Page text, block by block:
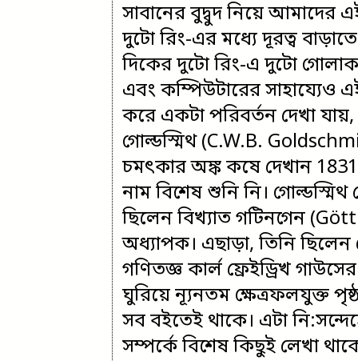
সাবানের বুদ্বুদ নিয়ে আমাদের
দুটো রিং-এর মধ্যে দূর‍ত্ব
দিকের দুটো রিং-এ দুটো
এবং কম্পিউটারের সাহায্যেও
করে একটা পরিবর্তন দেখা
গোল্ডস্মিথ (C.W.B.
চমৎকার অঙ্ক কষে দেখান
নাম বিশেষ শুনি নি।
ছিলেন বিখ্যাত গটিনগেন
অধ্যাপক। এছাড়া, তিনি
গণিতজ্ঞ কার্ল ফ্রেইড্রিখ
ঘুরিয়ে ন্যূনতম ক্ষেত্রফলযুক্ত
সব বইতেই থাকে। এটা
সম্পর্কে বিশেষ কিছুই লেখা